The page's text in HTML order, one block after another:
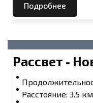
Подробнее
Рассвет -
Расстояние: 3.5 км